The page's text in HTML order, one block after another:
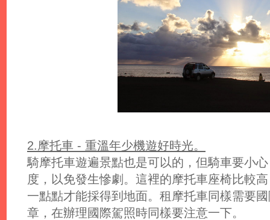
2.摩托車 - 重溫年少機遊好時光。
騎摩托車遊遍景點也是可以的，但騎車要小
度，以免發生慘劇。這裡的摩托車座椅比較
一點點才能採得到地面。租摩托車同樣需要
章，在辦理國際駕照時同樣要注意一下。